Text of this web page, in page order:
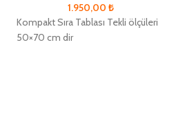
1.950,00 ₺
Kompakt Sıra Tablası Tekli ölçüleri
50×70 cm dir